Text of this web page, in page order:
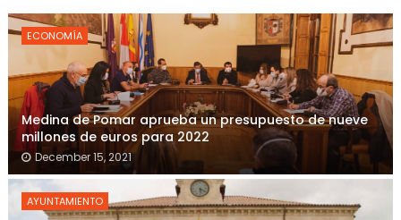
ECONOMÍA
Medina de Pomar aprueba un presupuesto de nueve
millones de euros para 2022
December 15, 2021
AYUNTAMIENTO